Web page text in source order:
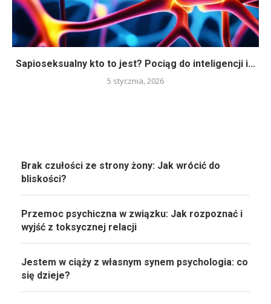
Sapioseksualny kto to jest? Pociąg do inteligencji i...
5 stycznia, 2026
Brak czułości ze strony żony: Jak wrócić do
bliskości?
Przemoc psychiczna w związku: Jak rozpoznać i
wyjść z toksycznej relacji
Jestem w ciąży z własnym synem psychologia: co
się dzieje?